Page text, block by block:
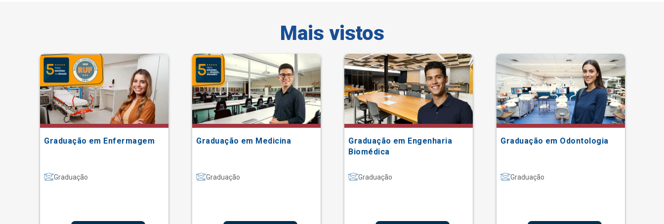
Mais vistos
Graduação em Enfermagem
Graduação
Graduação em Medicina
Graduação
Graduação em Engenharia
Biomédica
Graduação
Graduação em Odontologia
Graduação